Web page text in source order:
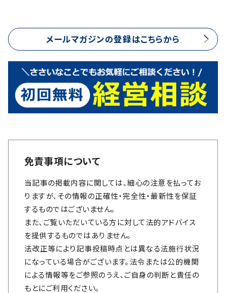
メールマガジンの登録はこちらから
免責事項について
当記事の掲載内容に関しては、細心の注意を払ってお
りますが、その情報の正確性・完全性・最新性を保証
するものではございません。
また、ご覧いただいている方に対して法的アドバイス
を提供するものではありません。
法改正等により記事投稿時点とは異なる法施行状況
になっている場合がございます。法令または公的機関
による情報等をご参照のうえ、ご自身の判断と責任の
もとにご利用ください。